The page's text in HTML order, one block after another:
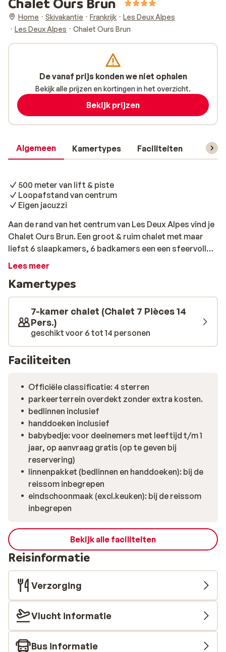
Home Skivakantie Frankrijk
Les Deux Alpes
Les Deux Alpes
Chalet Ours Brun
Algemeen Kamertypes Faciliteiten
500 meter van lift & piste
Loopafstand van centrum
Eigen jacuzzi
Aan de rand van het centrum van Les Deux Alpes vind je
Chalet Ours Brun. Een groot & ruim chalet met maar
liefst 6 slaapkamers, 6 badkamers een een sfeervolle
woonkamer met open keuken. Ook beschikt het chalet
ontspannen met uitzicht op de bergen. Zowel de skilift
als de piste vind je op slechts 500 meter afstand.
Lees meer
Kamertypes
7-kamer chalet (Chalet 7 Pièces 14
Pers.)
geschikt voor 6 tot 14 personen
Faciliteiten
Officiële classificatie: 4 sterren
parkeerterrein overdekt zonder extra kosten.
bedlinnen inclusief
handdoeken inclusief
babybedje: voor deelnemers met leeftijd t/m 1
jaar, op aanvraag gratis (op te geven bij
reservering)
linnenpakket (bedlinnen en handdoeken): bij de
reissom inbegrepen
eindschoonmaak (excl.keuken): bij de reissom
inbegrepen
Bekijk alle faciliteiten
Reisinformatie
Verzorging
Vlucht informatie
Bus informatie
De vanaf prijs konden we niet ophalen
Bekijk alle prijzen en kortingen in het overzicht.
Bekijk prijzen